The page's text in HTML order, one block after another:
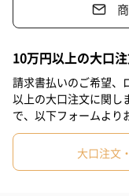
結び毎に色合いが異な
専用の木箱に封入
大切な方への贈り
贈り物として喜ばれる
10万円以上の大口
請求書払いのご希望、
以上の大口注文に関し
で、以下フォームより
大口注文